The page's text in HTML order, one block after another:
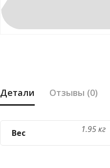
Детали Отзывы (0)
Вес 1.95 кг